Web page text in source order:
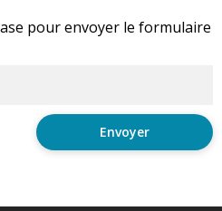
pour envoyer le formulaire